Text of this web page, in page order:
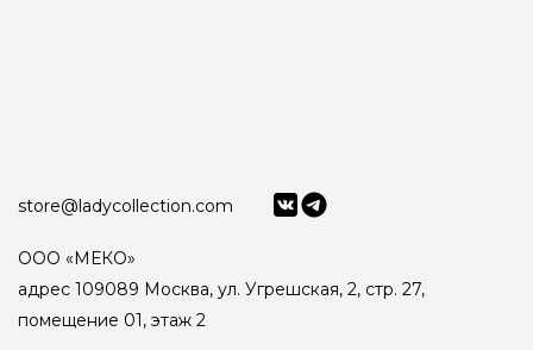
store@ladycollection.com
ООО «МЕКО»
адрес 109089 Москва, ул. Угрешская, 2, стр. 27,
помещение 01, этаж 2